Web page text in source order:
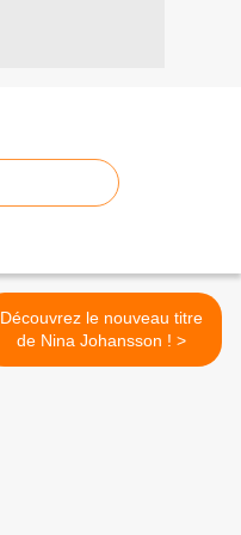
Découvrez le nouveau titre
de Nina Johansson ! >